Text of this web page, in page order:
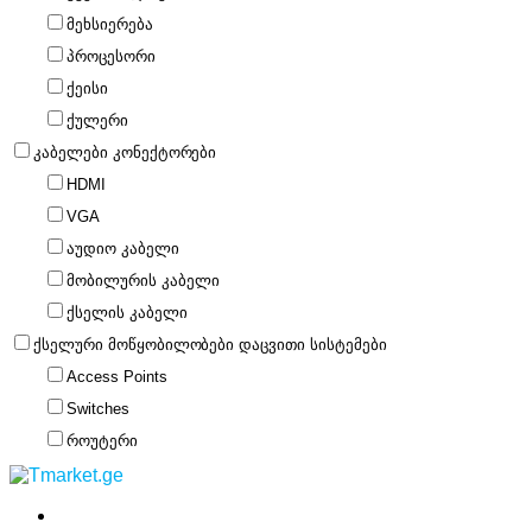
მეხსიერება
პროცესორი
ქეისი
ქულერი
კაბელები კონექტორები
HDMI
VGA
აუდიო კაბელი
მობილურის კაბელი
ქსელის კაბელი
ქსელური მოწყობილობები დაცვითი სისტემები
Access Points
Switches
როუტერი